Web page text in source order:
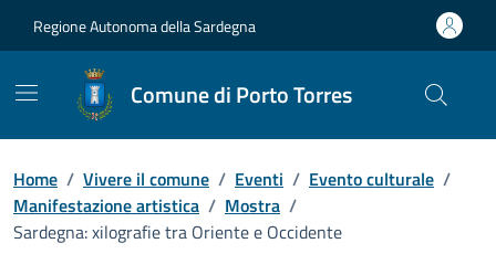
Regione Autonoma della Sardegna
Comune di Porto Torres
Home / Vivere il comune / Eventi / Evento culturale /
Manifestazione artistica / Mostra /
Sardegna: xilografie tra Oriente e Occidente